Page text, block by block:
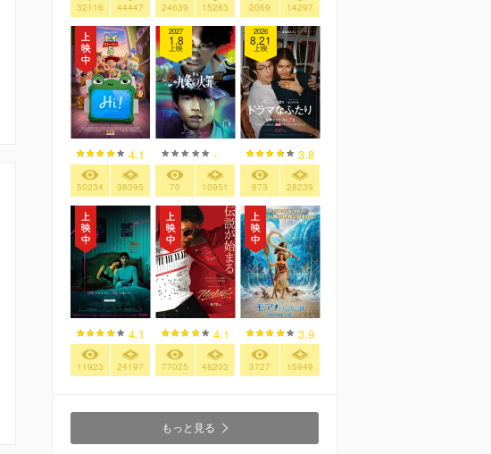
32116 44447 24639 15283 2069 14297
4.1
50234 38395
2027
1.8
上映
-
70 10951
2026
8.21
上映
3.8
873 28239
4.1
11923 24197
4.1
77025 48203
3.9
3727 15949
もっと見る